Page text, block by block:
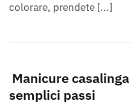
colorare, prendete [...]
Manicure
semplici passi